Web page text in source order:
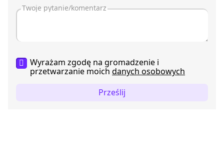
Wyrażam zgodę na gromadzenie i
przetwarzanie moich danych osobowych
Prześlij